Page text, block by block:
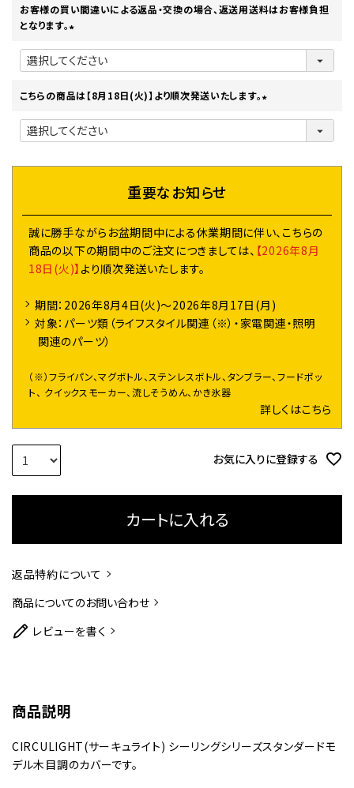
)
お客様の買い間違いによる返品・交換の場合、返送用送料はお客様負担
となります。
(
必
)
こちらの商品は【8月18日(火)】より順次発送いたします。
(
)
重要なお知らせ
誠に勝手ながらお盆期間中による休業期間に伴い、こちらの
商品の以下の期間中のご注文につきましては、 【2026年8月
18日(火)】 より順次発送いたします。
期間：2026年8月4日(火)～2026年8月17日(月)
対象：パーツ類（ライフスタイル関連（※）・家電関連・照明
関連のパーツ）
（※）フライパン、マグボトル、ステンレスボトル、タンブラー、フードポッ
ト、 クイックスモーカー、流しそうめん、かき氷器
詳しくはこちら
お気に入りに登録する
カートに入れる
返品特約について
商品についてのお問い合わせ
レビューを書く
商品説明
CIRCULIGHT(サーキュライト) シーリングシリーズスタンダードモ
デル木目調のカバーです。